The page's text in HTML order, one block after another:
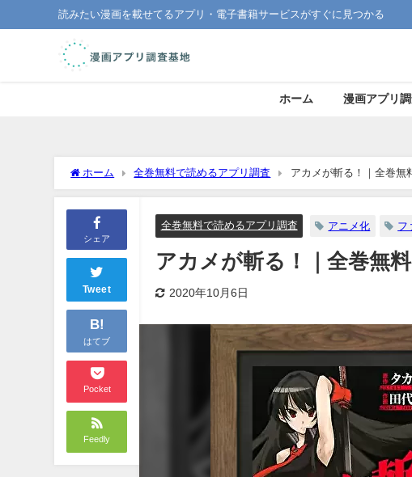
読みたい漫画を載せてるアプリ・電子書籍サービスがすぐに見つかる
ホーム 漫画アプリ
ホーム 全巻無料で読めるアプリ調査 アカメが斬る！｜全巻無
シェア
Tweet
B!
はてブ
Pocket
Feedly
全巻無料で読めるアプリ調査 アニメ化 フ
アカメが斬る！｜全巻無
2020年10月6日